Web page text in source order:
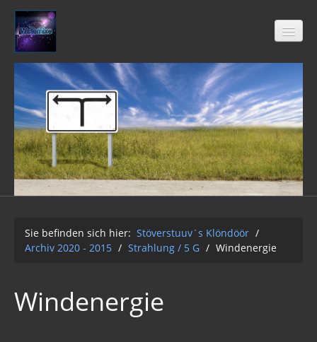
Stöverstuuv´s Klöndöör
Freimaurer
04-2021
Archiv 2020 - 2015
AUFKLÄRUNG 2Q2Q
Klimawandel der Kabale
Sie befinden sich hier: Stöverstuuv´s Klöndöör /
Archiv 2020 - 2015 / Strahlung / 5 G / Windenergie
Windenergie